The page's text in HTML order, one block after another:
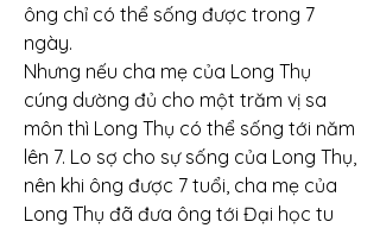
ông chỉ có thể sống được trong 7
ngày.
Nhưng nếu cha mẹ của Long Thụ
cúng dường đủ cho một trăm vị sa
môn thì Long Thụ có thể sống tới năm
lên 7. Lo sợ cho sự sống của Long Thụ,
nên khi ông được 7 tuổi, cha mẹ của
Long Thụ đã đưa ông tới Đại học tu